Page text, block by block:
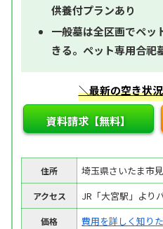
供養付プランあり
一般墓は全区画でペッ
きる。ペット専用合祀
＼最新の空き状
資料請求【無料】
住所 埼玉県さいたま市
アクセス JR「大宮駅」より
価格 費用を詳しく知り